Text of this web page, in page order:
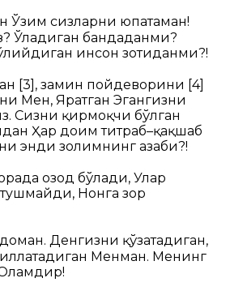
Ўзим сизларни юпатаман!
Ўладиган бандаданми?
инсон зотиданми?!
[3] , замин пойдеворини [4]
Мен, Яратган Эгангизни
Сизни қирмоқчи бўлган
Ҳар доим титраб–қақшаб
энди золимнинг ғазаби?!
озод бўлади, Улар
Нонга зор
Денгизни қўзғатадиган,
Менман. Менинг
!